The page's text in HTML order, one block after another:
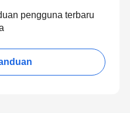
pengguna terbaru